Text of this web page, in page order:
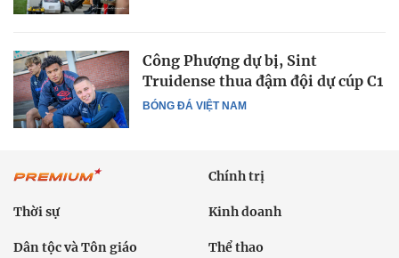
BÓNG ĐÁ VIỆT NAM
Công Phượng dự bị, Sint
Truidense thua đậm đội dự cúp C1
Chính trị
Thời sự Kinh doanh
Dân tộc và Tôn giáo Thể thao